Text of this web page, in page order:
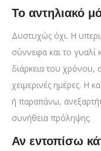
Το αντηλιακό
Δυστυχώς όχι. Η
σύννεφα και το γυαλί
διάρκεια του χρόνου,
χειμερινές ημέρες. Η
ή παραπάνω,
συνήθεια πρόληψης.
Αν εντοπίσω